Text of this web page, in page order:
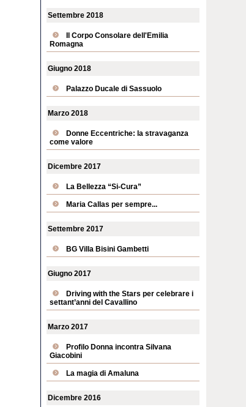
Settembre 2018
Il Corpo Consolare dell'Emilia
Romagna
Giugno 2018
Palazzo Ducale di Sassuolo
Marzo 2018
Donne Eccentriche: la stravaganza
come valore
Dicembre 2017
La Bellezza “Si-Cura”
Maria Callas per sempre...
Settembre 2017
BG Villa Bisini Gambetti
Giugno 2017
Driving with the Stars per celebrare i
settant’anni del Cavallino
Marzo 2017
Profilo Donna incontra Silvana
Giacobini
La magia di Amaluna
Dicembre 2016